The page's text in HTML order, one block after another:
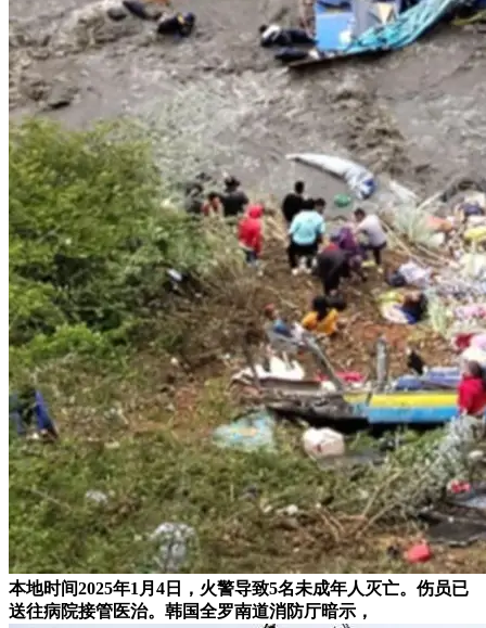
本地时间2025年1月4日，火警导致5名未成年人灭亡。伤员已
送往病院接管医治。韩国全罗南道消防厅暗示，